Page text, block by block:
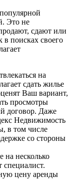
Это не
сдают или
поисках своего
на
сдать жилье
Ваш вариант,
просмотры
договор. Даже
Недвижимость
в том числе
со стороны
на несколько
специалист.
цену аренды